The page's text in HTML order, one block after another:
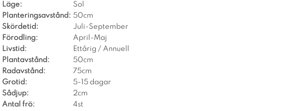
Läge:
Sol
Planteringsavstånd: 50cm
Skördetid:
Juli-September
Förodling:
April-Maj
Livstid:
Ettårig / Annuell
Plantavstånd:
50cm
Radavstånd:
75cm
Grotid:
5-15 dagar
Sådjup:
2cm
Antal frö:
4st